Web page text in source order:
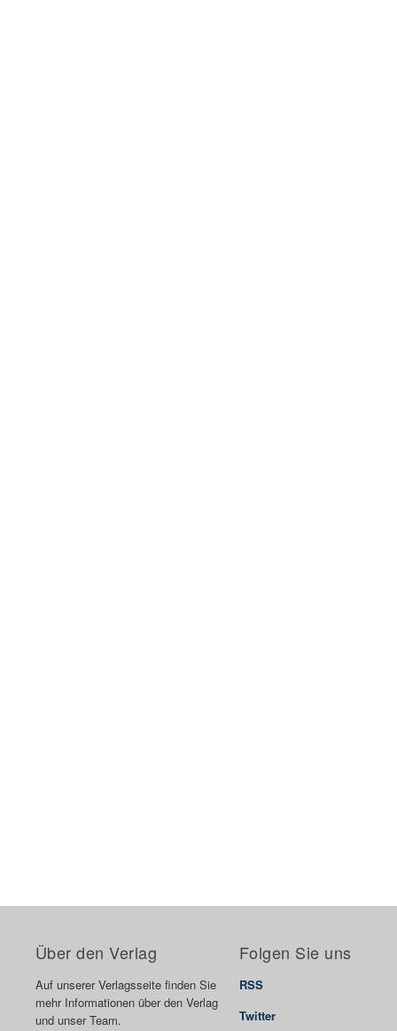
Über den Verlag
Auf unserer Verlagsseite finden Sie
mehr Informationen über den Verlag
und unser Team.
Folgen Sie uns
RSS
Twitter